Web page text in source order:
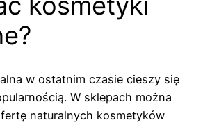
w ostatnim czasie cieszy się
W sklepach można
naturalnych kosmetyków